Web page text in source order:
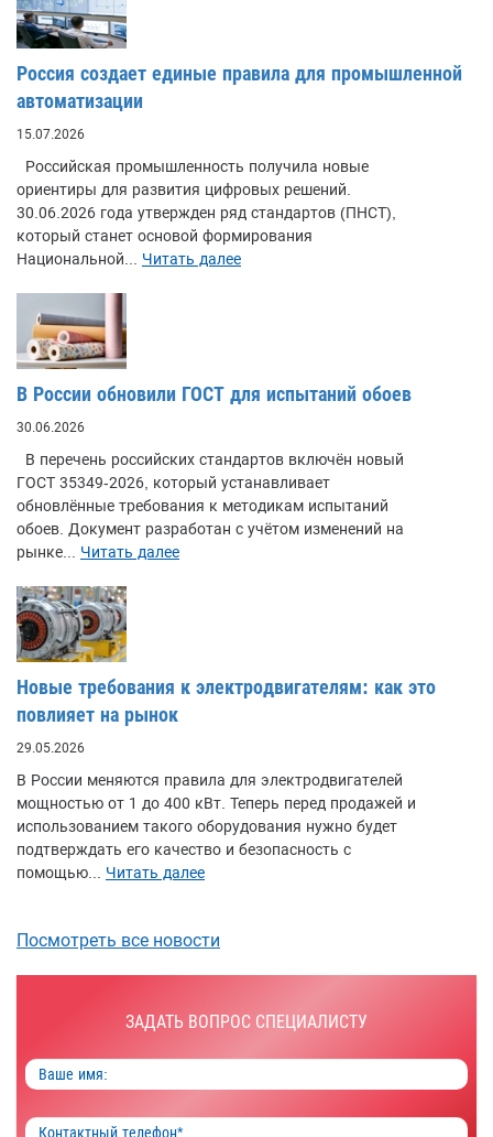
Россия создает единые правила для промышленной
автоматизации
15.07.2026
Российская промышленность получила новые
ориентиры для развития цифровых решений.
30.06.2026 года утвержден ряд стандартов (ПНСТ),
который станет основой формирования
Национальной... Читать далее
В России обновили ГОСТ для испытаний обоев
30.06.2026
В перечень российских стандартов включён новый
ГОСТ 35349-2026, который устанавливает
обновлённые требования к методикам испытаний
обоев. Документ разработан с учётом изменений на
рынке... Читать далее
Новые требования к электродвигателям: как это
повлияет на рынок
29.05.2026
В России меняются правила для электродвигателей
мощностью от 1 до 400 кВт. Теперь перед продажей и
использованием такого оборудования нужно будет
подтверждать его качество и безопасность с
помощью... Читать далее
Посмотреть все новости
ЗАДАТЬ ВОПРОС СПЕЦИАЛИСТУ